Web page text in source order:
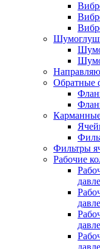
Обратные
Фильтры
Рабочие